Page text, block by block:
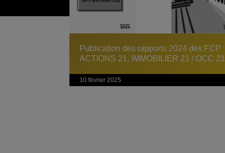
Publication des rapports 2024 des FCP
ACTIONS 21, IMMOBILIER 21 / OCC 21
10 février 2025